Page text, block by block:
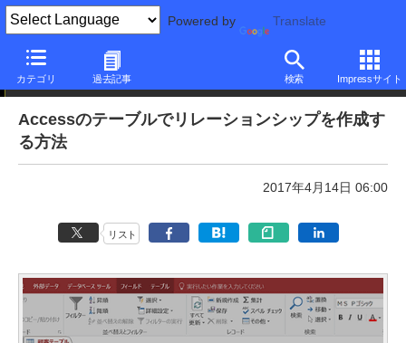
Powered by Translate
カテゴリ 過去記事 検索 Impressサイト
本日のできるネット
Accessのテーブルでリレーションシップを作成す
る方法
2017年4月14日 06:00
リスト